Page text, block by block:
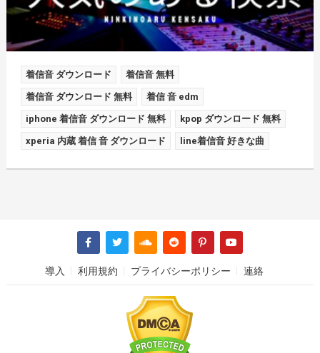
着信音 ダウンロード 着信音 無料
着信音 ダウンロード 無料 着信 音 edm
iphone 着信音 ダウンロード 無料 kpop ダウンロード 無料
xperia 内蔵 着信 音 ダウンロード line着信音 好きな曲
導入 利用規約 プライバシーポリシー 連絡